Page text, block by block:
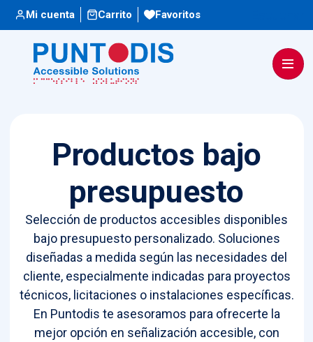
Mi cuenta Carrito Favoritos
Productos bajo
presupuesto
Selección de productos accesibles disponibles
bajo presupuesto personalizado. Soluciones
diseñadas a medida según las necesidades del
cliente, especialmente indicadas para proyectos
técnicos, licitaciones o instalaciones específicas.
En Puntodis te asesoramos para ofrecerte la
mejor opción en señalización accesible, con